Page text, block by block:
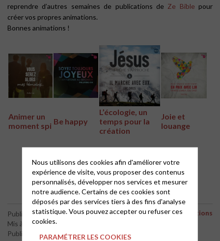
reprendre d’autres semaines de publications de Ze Bible pour
créer vos propres animations.
Bonnes animations !
Animer un
moment spi Be happy
L’écologie, un
temps pour la
création
Joie et
louange
Publié le 7 avril 2015
Mis à jour le 9 avril 2015
Publié par le webmaster
Des animations
Nous utilisons des cookies afin d'améliorer votre
expérience de visite, vous proposer des contenus
personnalisés, développer nos services et mesurer
notre audience. Certains de ces cookies sont
déposés par des services tiers à des fins d'analyse
statistique. Vous pouvez accepter ou refuser ces
cookies.
PARAMÉTRER LES COOKIES